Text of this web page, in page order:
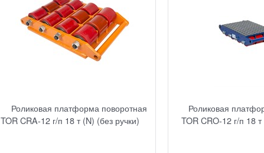
Роликовая платформа поворотная
TOR CRA-12 г/п 18 т (N) (без ручки)
Роликовая
TOR CRO-12 г/п 18 т